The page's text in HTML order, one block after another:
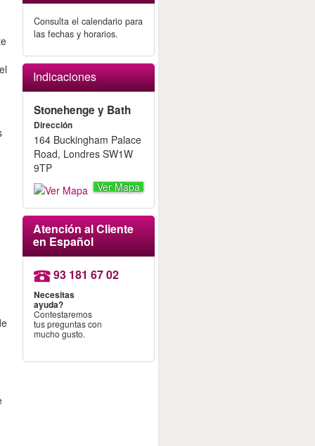
Consulta el calendario para
las fechas y horarios.
Indicaciones
Stonehenge y Bath
Dirección
164 Buckingham Palace
Road, Londres SW1W
9TP
Ver Mapa
Atención al Cliente
en Español
93 181 67 02
Necesitas
ayuda?
Contestaremos
tus preguntas con
mucho gusto.